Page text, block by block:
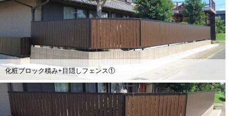
化粧ブロック積み+目隠しフェンス①